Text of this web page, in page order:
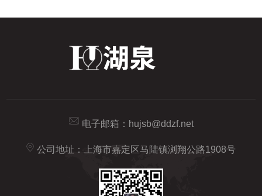
电子邮箱： hujsb@ddzf.net
公司地址：上海市嘉定区马陆镇浏翔公路1908号